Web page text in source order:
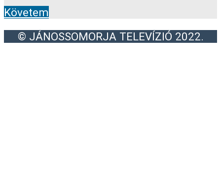
Követem
© JÁNOSSOMORJA TELEVÍZIÓ 2022.